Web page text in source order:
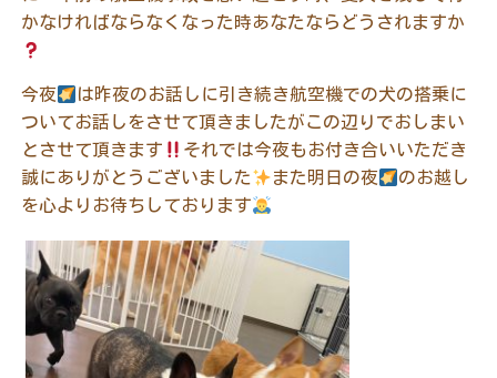
かなければならなくなった時あなたならどうされますか
今夜
は昨夜のお話しに引き続き航空機での犬の搭乗に
ついてお話しをさせて頂きましたがこの辺りでおしまい
とさせて頂きます
それでは今夜もお付き合いいただき
誠にありがとうございました
また明日の夜
のお越し
を心よりお待ちしております